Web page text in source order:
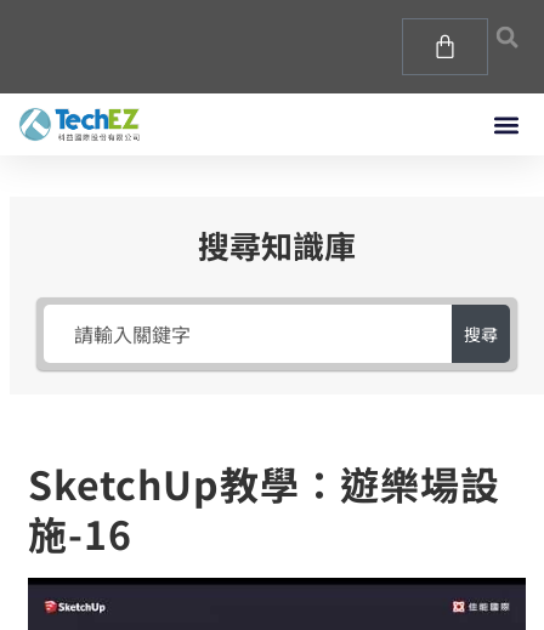
搜尋知識庫
搜尋
SketchUp教學：遊樂場設
施-16